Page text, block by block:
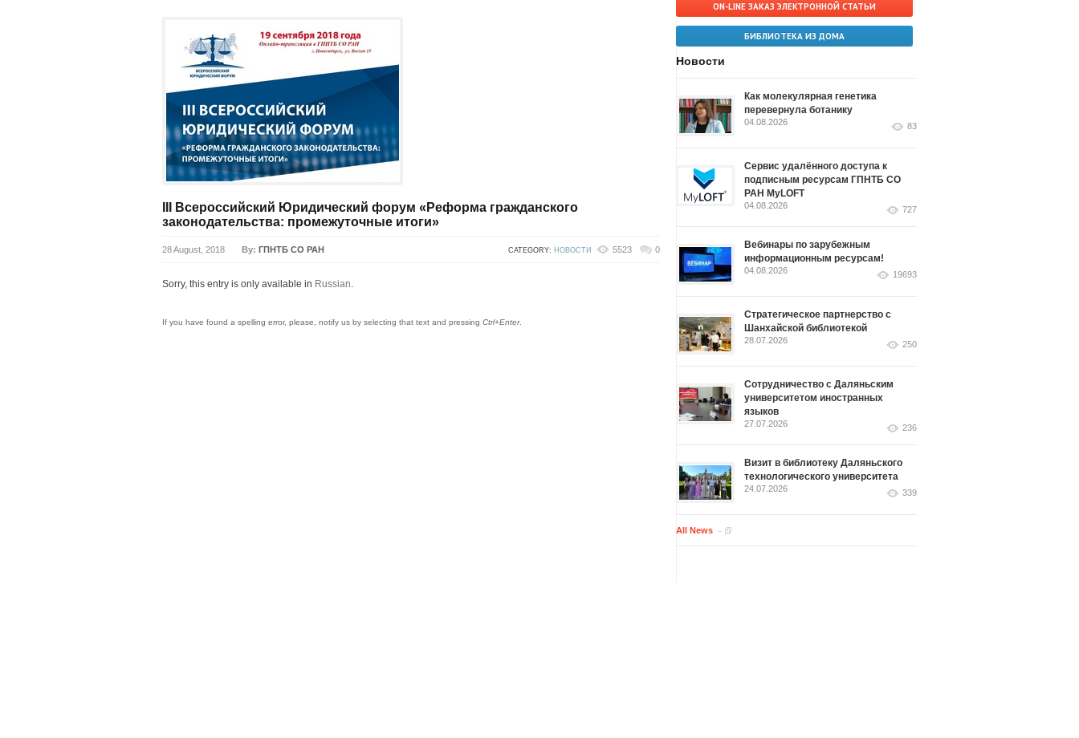
III Всероссийский Юридический форум «Реформа гражданского
законодательства: промежуточные итоги»
28 August, 2018 By: ГПНТБ СО РАН CATEGORY: НОВОСТИ 5523 0
Sorry, this entry is only available in Russian.
If you have found a spelling error, please, notify us by selecting that text and pressing Ctrl+Enter.
ON-LINE ЗАКАЗ ЭЛЕКТРОННОЙ СТАТЬИ
БИБЛИОТЕКА ИЗ ДОМА
Новости
Как молекулярная генетика
перевернула ботанику
04.08.2026 83
Сервис удалённого доступа к
подписным ресурсам ГПНТБ СО
РАН MyLOFT
04.08.2026 727
Вебинары по зарубежным
информационным ресурсам!
04.08.2026 19693
Стратегическое партнерство с
Шанхайской библиотекой
28.07.2026 250
Сотрудничество с Даляньским
университетом иностранных
языков
27.07.2026 236
Визит в библиотеку Даляньского
технологического университета
24.07.2026 339
All News